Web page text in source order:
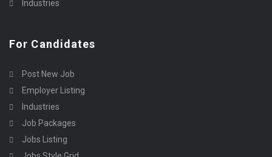
Industries
For Candidates
Post New Job
Employer Listing
Industries
Job Packages
Jobs Listing